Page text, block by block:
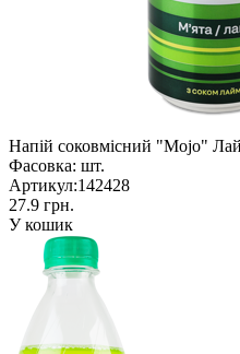
Напій соковмісний "Mojo"
Фасовка: шт.
Артикул:142428
27.9 грн.
У кошик